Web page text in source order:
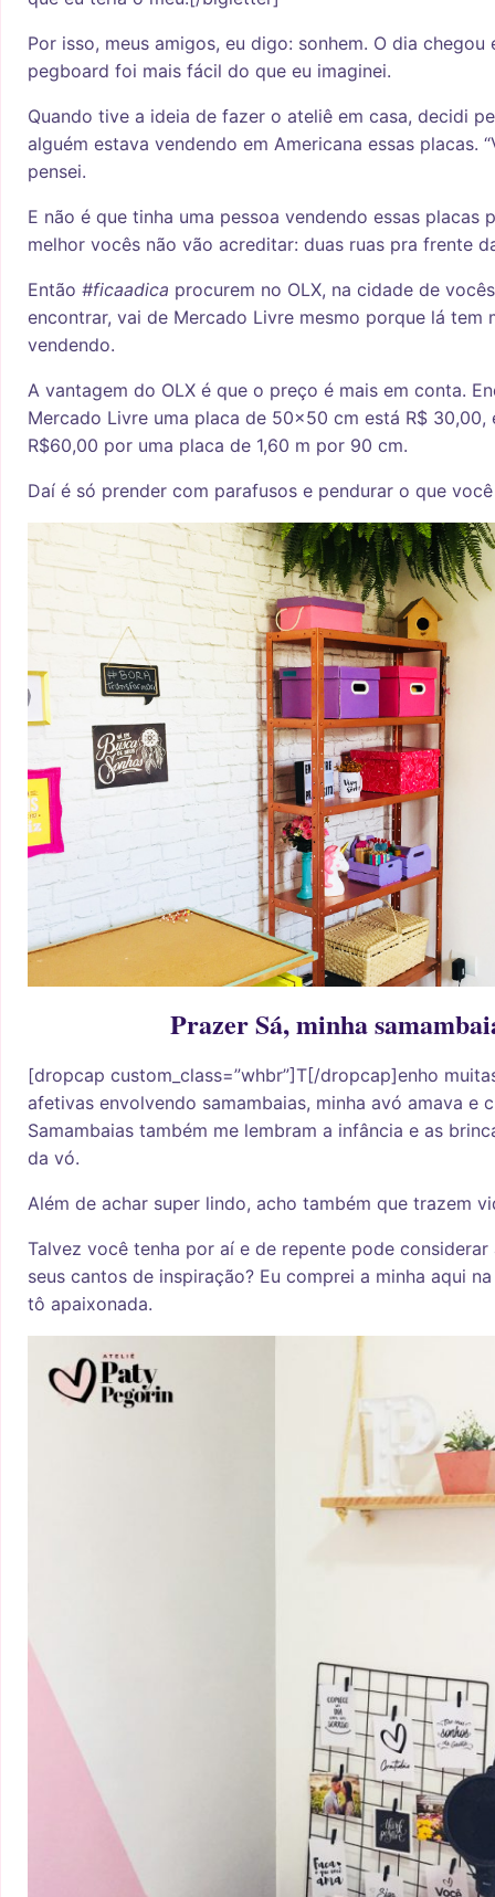
Por isso, meus amigos, eu digo: sonhem. O dia chegou
pegboard foi mais fácil do que eu imaginei.
Quando tive a ideia de fazer o ateliê em casa, decidi
alguém estava vendendo em Americana essas placas.
pensei.
E não é que tinha uma pessoa vendendo essas placas
melhor vocês não vão acreditar: duas ruas pra frente
Então #ficaadica procurem no OLX, na cidade de
encontrar, vai de Mercado Livre mesmo porque lá tem
vendendo.
A vantagem do OLX é que o preço é mais em conta.
Mercado Livre uma placa de 50×50 cm está R$ 30,00,
R$60,00 por uma placa de 1,60 m por 90 cm.
Daí é só prender com parafusos e pendurar o que
Prazer Sá, minha
[dropcap custom_class=”whbr”]T[/dropcap]enho
afetivas envolvendo samambaias, minha avó amava e
Samambaias também me lembram a infância e as
da vó.
Além de achar super lindo, acho também que trazem
Talvez você tenha por aí e de repente pode
seus cantos de inspiração? Eu comprei a minha aqui
tô apaixonada.